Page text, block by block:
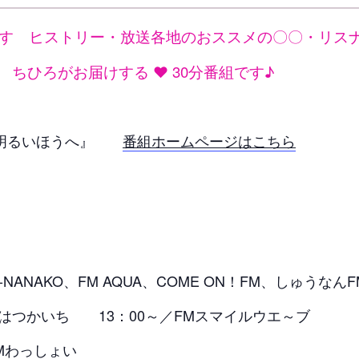
ゞヒストリー・放送各地のおススメの〇〇・リス
ちひろがお届けする ❤ 30分番組です♪
るいほうへ』 番組ホームページはこちら
、FM AQUA、COME ON！FM、しゅうなん
ち 13：00～／FMスマイルウエ～ブ
っしょい